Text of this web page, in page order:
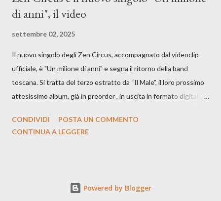
di anni", il video
settembre 02, 2025
Il nuovo singolo degli Zen Circus, accompagnato dal videoclip
ufficiale, è "Un milione di anni" e segna il ritorno della band
toscana. Si tratta del terzo estratto da “Il Male”, il loro prossimo
attesissimo album, già in preorder , in uscita in formato digitale il
Records. GUARDA IL VIDEO: CREDITI Produced by A71
Alice Pedroletti, Ilaria Magliocchetti Lombi, Maria Radicchi,
CONDIVIDI
POSTA UN COMMENTO
CONTINUA A LEGGERE
Powered by Blogger